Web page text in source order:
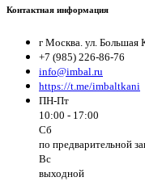
Контактная информация
г Москва. ул. Большая
+7 (985) 226-86-76
info@imbal.ru
https://t.me/imbaltkani
ПН-Пт
10:00 - 17:00
Сб
по предварительной
Вс
выходной